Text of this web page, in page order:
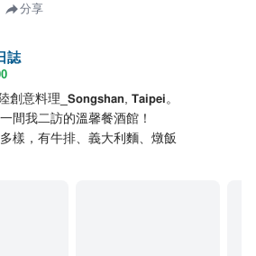
分享
誌
創意料理_𝗦𝗼𝗻𝗴𝘀𝗵𝗮𝗻, 𝗧𝗮𝗶𝗽𝗲𝗶。
間我二訪的溫馨餐酒館！
樣，有牛排、義大利麵、燉飯